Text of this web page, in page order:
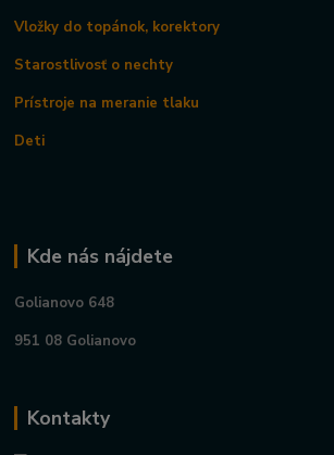
Vložky do topánok, korektory
Starostlivosť o nechty
Prístroje na meranie tlaku
Deti
Kde nás nájdete
Golianovo 648
951 08 Golianovo
Kontakty